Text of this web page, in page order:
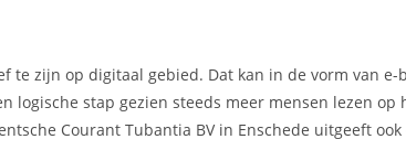
te zijn op digitaal gebied. Dat kan in de vorm van
logische stap gezien steeds meer mensen lezen
Courant Tubantia BV in Enschede uitgeeft